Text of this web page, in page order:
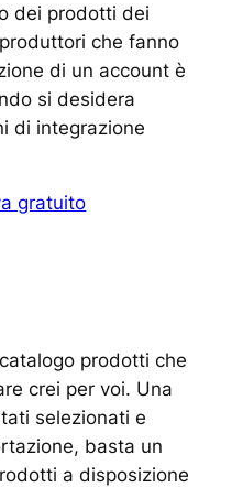
dei prodotti dei
che fanno
di un account è
si desidera
di integrazione
gratuito
prodotti che
crei per voi. Una
selezionati e
basta un
a disposizione